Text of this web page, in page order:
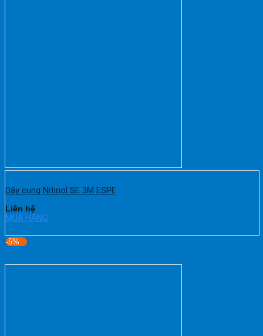
Dây cung Nitinol SE 3M ESPE
Liên hệ
MUA HÀNG
-5%